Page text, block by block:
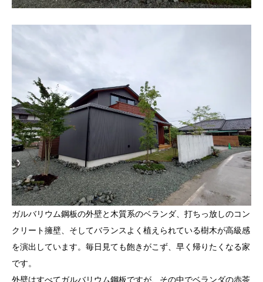
ガルバリウム鋼板の外壁と木質系のベランダ、打ちっ放しのコン
クリート擁壁、そしてバランスよく植えられている樹木が高級感
を演出しています。毎日見ても飽きがこず、早く帰りたくなる家
です。
外壁はすべてガルバリウム鋼板ですが、その中でベランダの赤茶